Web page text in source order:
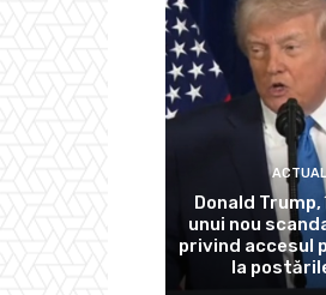
ACTUAL
Donald
unui nou
privind accesul
la